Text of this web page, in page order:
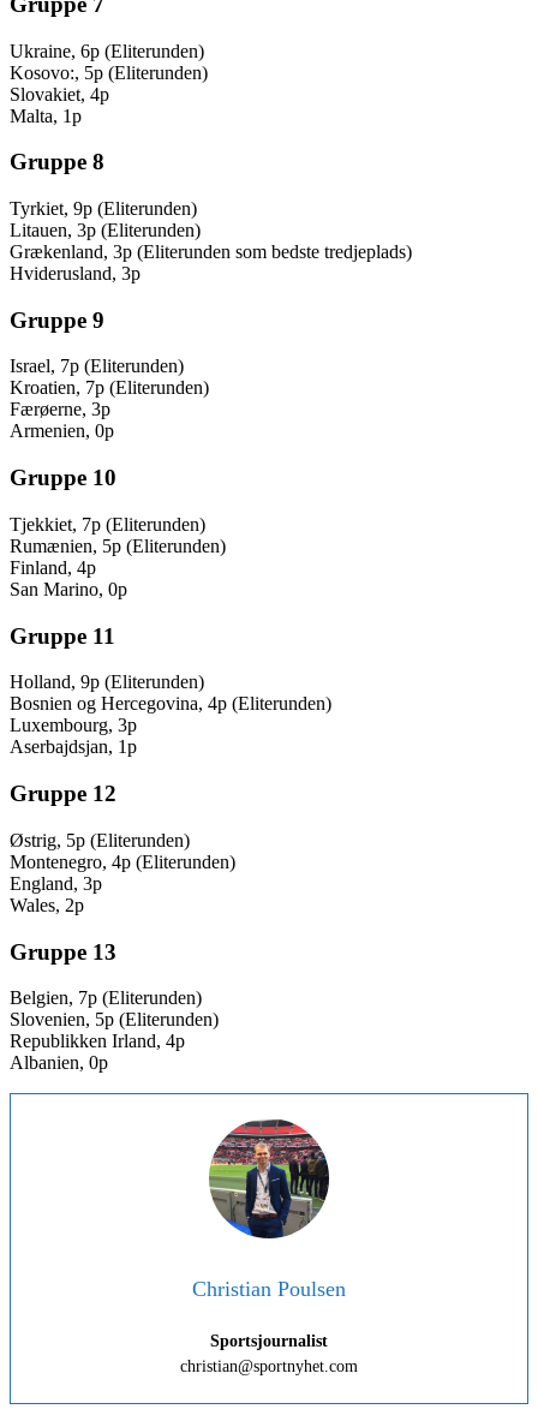
Ukraine, 6p (Eliterunden)
Kosovo:, 5p (Eliterunden)
Slovakiet, 4p
Malta, 1p
Gruppe 8
Tyrkiet, 9p (Eliterunden)
Litauen, 3p (Eliterunden)
Grækenland, 3p (Eliterunden som bedste tredjeplads)
Hviderusland, 3p
Gruppe 9
Israel, 7p (Eliterunden)
Kroatien, 7p (Eliterunden)
Færøerne, 3p
Armenien, 0p
Gruppe 10
Tjekkiet, 7p (Eliterunden)
Rumænien, 5p (Eliterunden)
Finland, 4p
San Marino, 0p
Gruppe 11
Holland, 9p (Eliterunden)
Bosnien og Hercegovina, 4p (Eliterunden)
Luxembourg, 3p
Aserbajdsjan, 1p
Gruppe 12
Østrig, 5p (Eliterunden)
Montenegro, 4p (Eliterunden)
England, 3p
Wales, 2p
Gruppe 13
Belgien, 7p (Eliterunden)
Slovenien, 5p (Eliterunden)
Republikken Irland, 4p
Albanien, 0p
Christian Poulsen
Sportsjournalist
christian@sportnyhet.com